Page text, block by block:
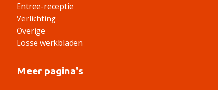
Entree-receptie
Verlichting
Overige
Losse werkbladen
Meer pagina's